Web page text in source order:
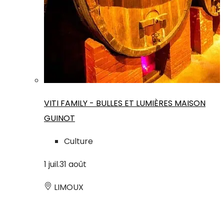
VITI FAMILY - BULLES ET LUMIÈRES MAISON
GUINOT
Culture
1 juil.31 août
LIMOUX